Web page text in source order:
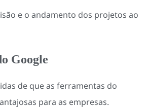
e o andamento dos projetos ao
Google
de que as ferramentas do
para as empresas.